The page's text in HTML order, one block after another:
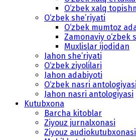
O‘zbek xalq
O‘zbek she’riyati
O‘zbek mumtoz
Zamonaviy o‘zbek
Muxlislar ijodidan
Jahon she’riyati
O‘zbek ziyolilari
Jahon adabiyoti
O‘zbek nasri antologiyasi
Jahon nasri antologiyasi
Kutubxona
Barcha kitoblar
Ziyouz jurnalxonasi
Ziyouz audiokutubxonasi